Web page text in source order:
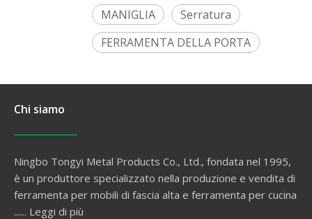
MANIGLIA
Serratura
FERRAMENTA DELLA PORTA
Chi siamo
Ningbo Tongyi Metal Products Co., Ltd., fondata nel 1995,
è un produttore specializzato nella produzione e vendita di
ferramenta per mobili di fascia alta e ferramenta per cucina
...... Leggi di più